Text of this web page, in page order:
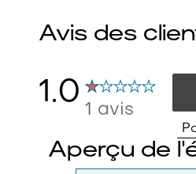
Avis des
1.0
1 avis
Aperçu de